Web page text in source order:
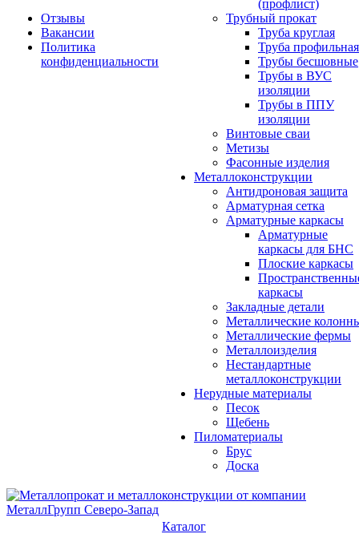
Отзывы
Вакансии
Политика
конфиденциальности
(профлист)
Трубный прокат
Труба круглая
Труба профильная
Трубы бесшовные
Трубы в ВУС
изоляции
Трубы в ППУ
изоляции
Винтовые сваи
Метизы
Фасонные изделия
Металлоконструкции
Антидроновая защита
Арматурная сетка
Арматурные каркасы
Арматурные
каркасы для БНС
Плоские каркасы
каркасы
Закладные детали
Металлические
Металлические фермы
Металлоизделия
Нестандартные
металлоконструкции
Нерудные материалы
Песок
Щебень
Пиломатериалы
Брус
Доска
Каталог